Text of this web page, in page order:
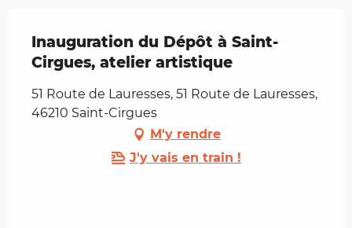
Inauguration du Dépôt à Saint-
Cirgues, atelier artistique
51 Route de Lauresses, 51 Route de Lauresses,
46210 Saint-Cirgues
M'y rendre
J'y vais en train !